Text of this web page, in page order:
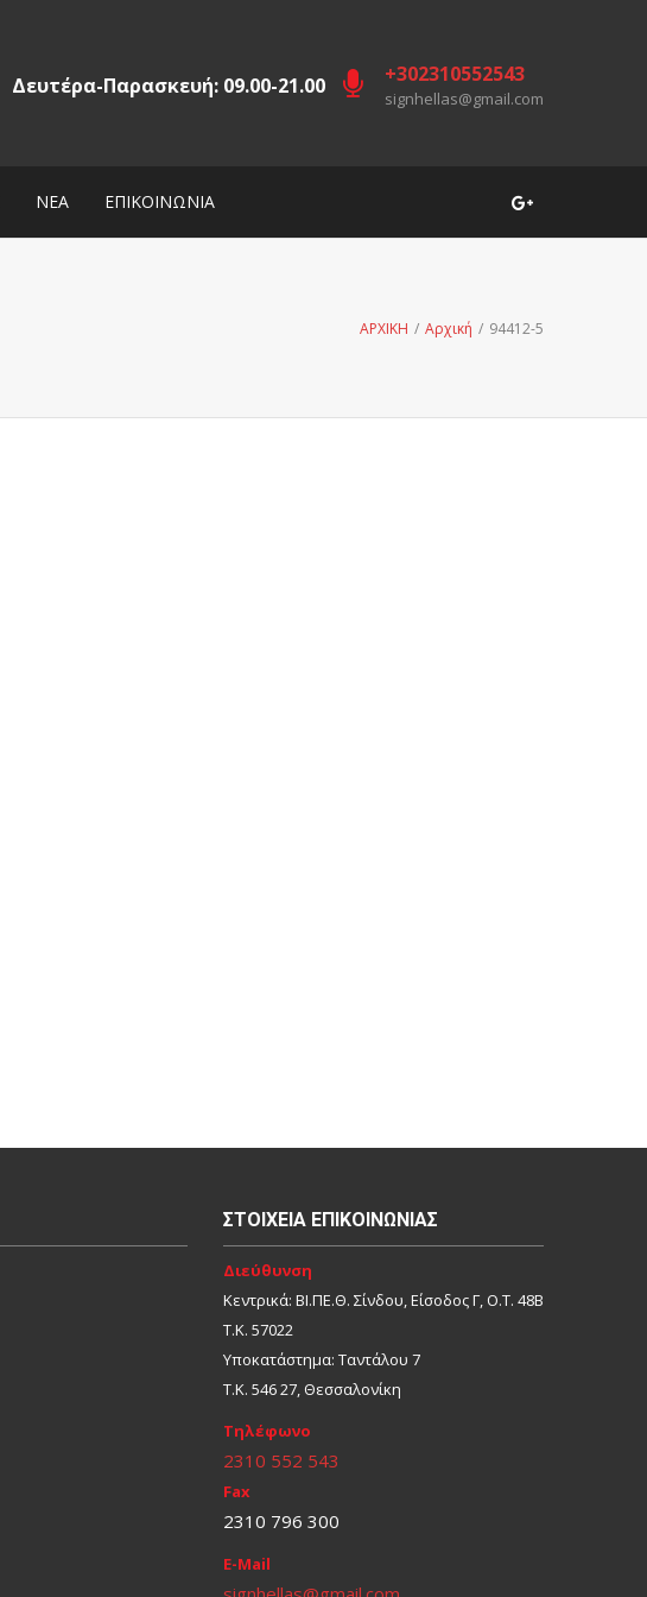
Δευτέρα-Παρασκευή: 09.00-21.00 +302310552543
signhellas@gmail.com
ΝΕΑ ΕΠΙΚΟΙΝΩΝΙΑ
ΑΡΧΙΚΗ / Αρχική / 94412-5
ΣΤΟΙΧΕΊΑ ΕΠΙΚΟΙΝΩΝΊΑΣ
Διεύθυνση
Κεντρικά: ΒΙ.ΠΕ.Θ. Σίνδου, Είσοδος Γ, Ο.Τ. 48Β
Τ.Κ. 57022
Υποκατάστημα: Ταντάλου 7
Τ.Κ. 546 27, Θεσσαλονίκη
Τηλέφωνο
2310 552 543
Fax
2310 796 300
E-Mail